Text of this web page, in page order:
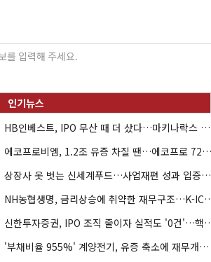
HB인베스트, IPO 무산 때 더 샀다…마키나락스 투자 2.7배 회수
에코프로비엠, 1.2조 유증 차질 땐…에코프로 7270억 '독박'
상장사 옷 벗는 신세계푸드…사업재편 성과 입증할까
NH농협생명, 금리상승에 취
신한투자증권, IPO 조직 줄
'부채비율 955%' 계양전기, 유증 축소에 재무개선 효과 '뚝'